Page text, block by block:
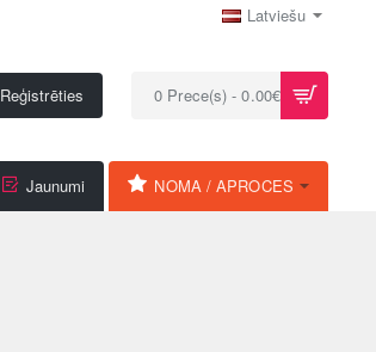
Latviešu
Reģistrēties 0 Prece(s) - 0.00€
Jaunumi NOMA / APROCES